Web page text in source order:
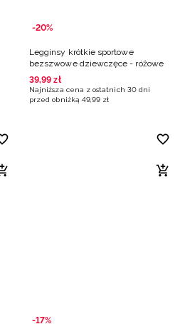
-20%
Legginsy krótkie sportowe
bezszwowe dziewczęce - różowe
39,99 zł
Najniższa cena z ostatnich 30 dni
przed obniżką 49,99 zł
-17%